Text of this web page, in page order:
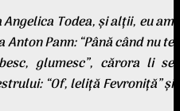
Todea, şi alţii, eu am
Pann: “Până când nu te
glumesc”, cărora li se
“Of, leliţă Fevroniţă” şi